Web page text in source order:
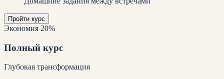
Пройти курс
Экономия 20%
Полный курс
Глубокая трансформация